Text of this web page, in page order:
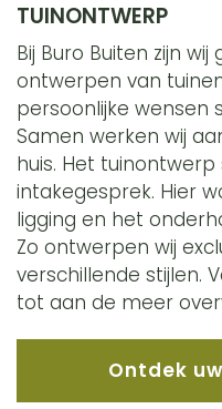
TUINONTWERP
Bij Buro Buiten zijn
ontwerpen van
persoonlijke wensen
Samen werken wij
huis. Het
intakegesprek. Hier
ligging en het
Zo ontwerpen wij
verschillende stijlen.
tot aan de meer
Ontdek